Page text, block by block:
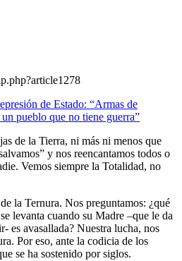
de Estado: “Armas de
pueblo que no tiene guerra”
de la Tierra, ni más ni menos que
y nos reencantamos todos o
Vemos siempre la Totalidad, no
la Ternura. Nos preguntamos: ¿qué
levanta cuando su Madre –que le da
es avasallada? Nuestra lucha, nos
Por eso, ante la codicia de los
se ha sostenido por siglos.